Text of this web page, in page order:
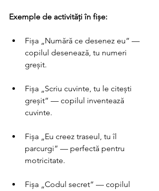
Exemple de activități în fișe:
Fișa „Numără ce desenez eu” —
copilul desenează, tu numeri
greșit.
Fișa „Scriu cuvinte, tu le citești
greșit” — copilul inventează
cuvinte.
Fișa „Eu creez traseul, tu îl
parcurgi” — perfectă pentru
motricitate.
Fișa „Codul secret” — copilul